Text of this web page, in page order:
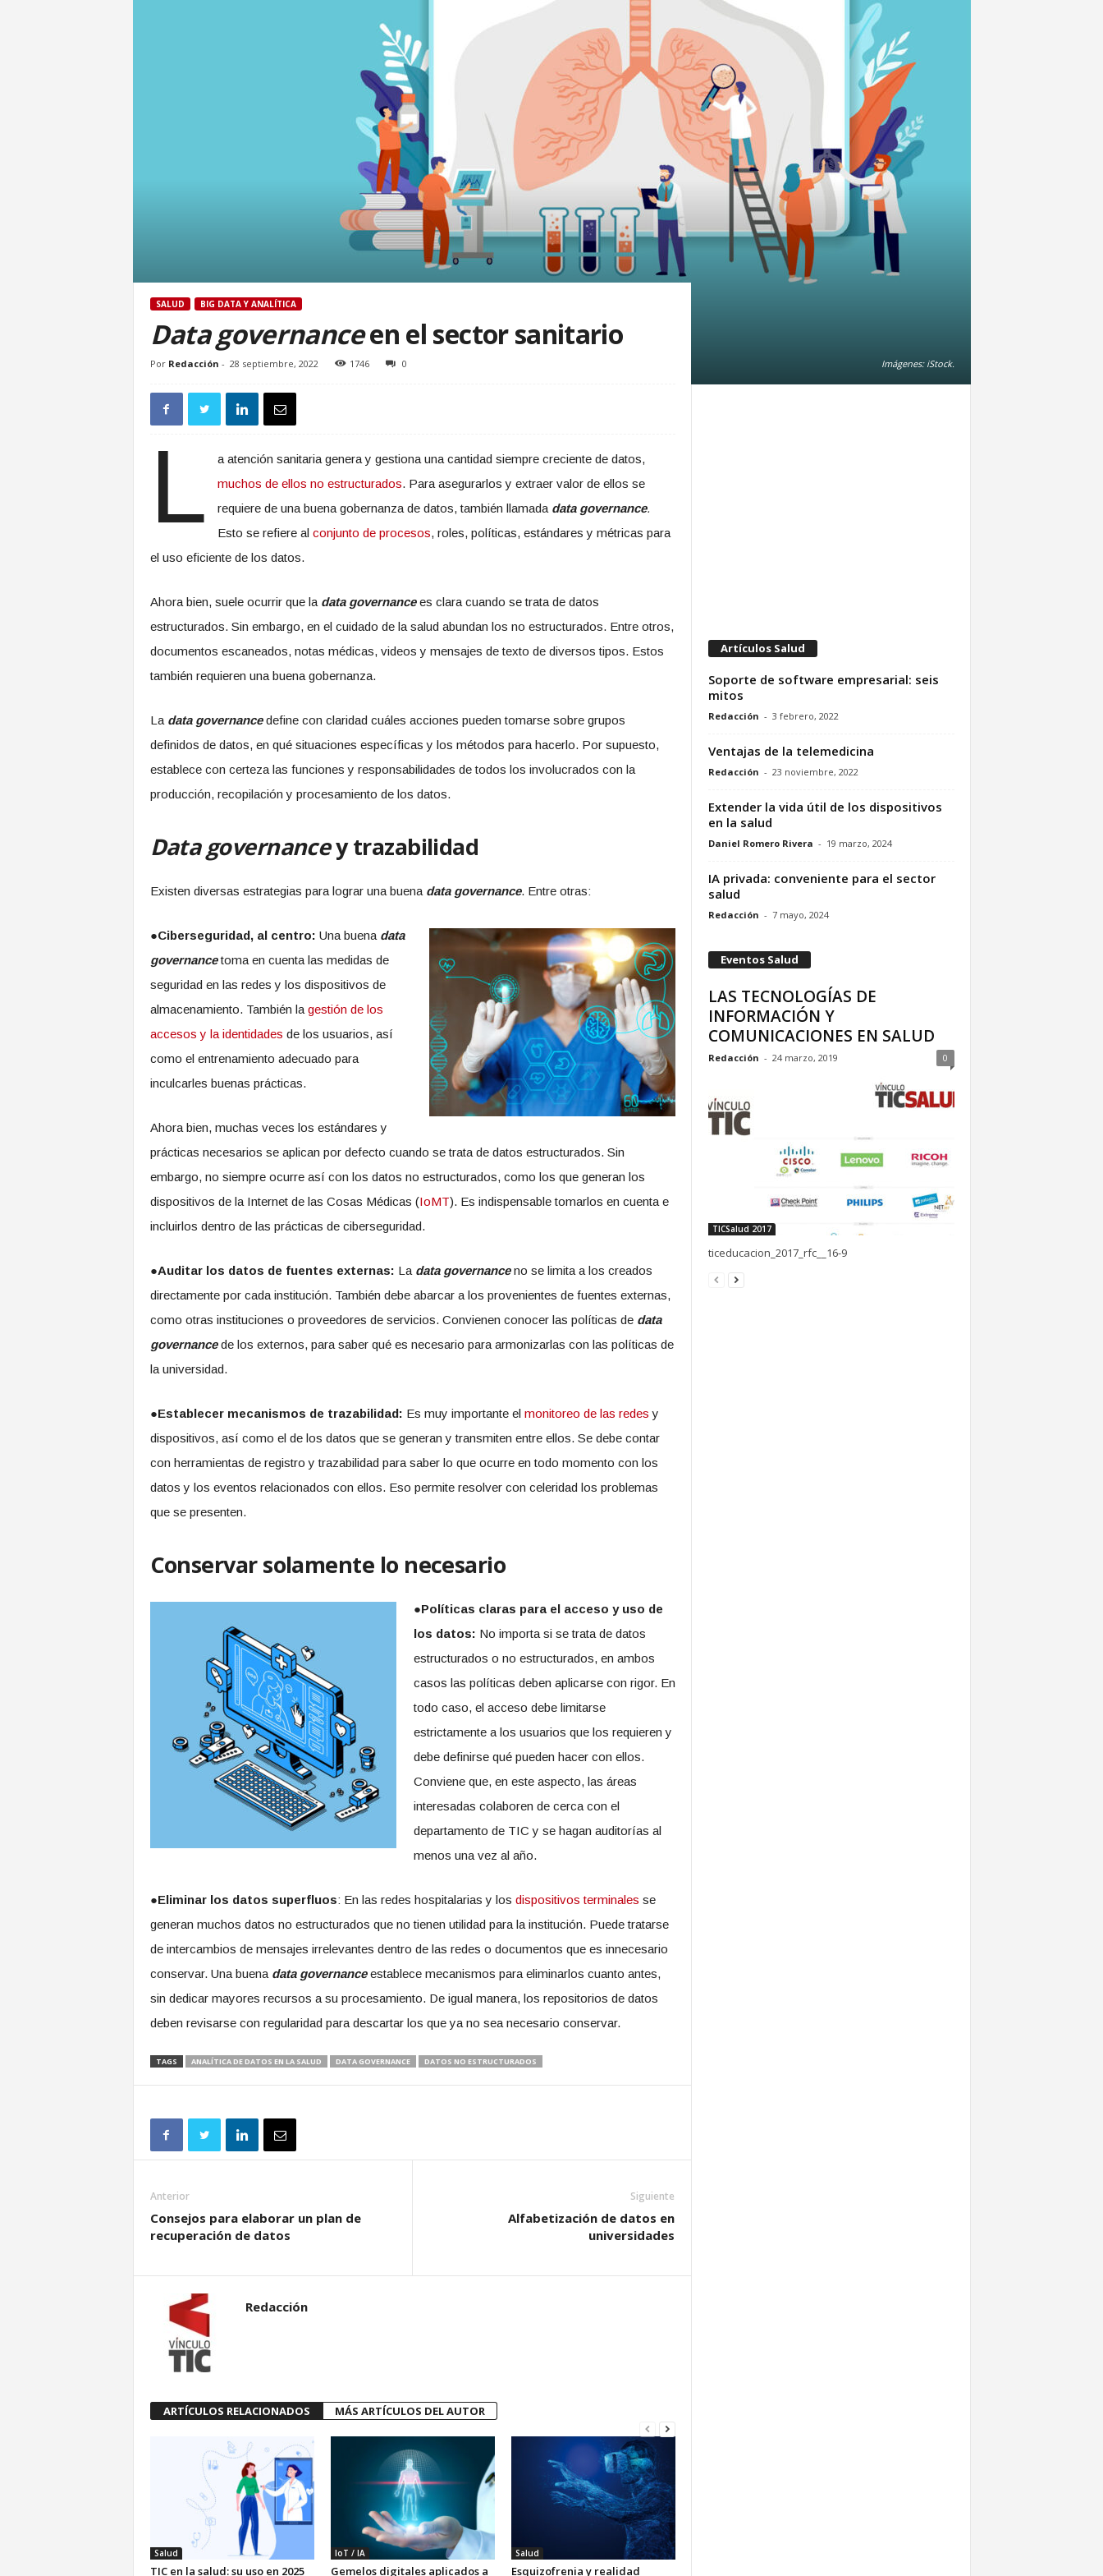
Imágenes: iStock.
SALUD BIG DATA Y ANALÍTICA
Data governanceen el sector sanitario
Por Redacción - 28 septiembre, 2022 1746 0
L
a atención sanitaria genera y gestiona una cantidad siempre creciente de datos,
muchos de ellos no estructurados. Para asegurarlos y extraer valor de ellos se
requiere de una buena gobernanza de datos, también llamada data governance.
Esto se refiere alconjunto de procesos, roles, políticas, estándares y métricas para
el uso eficiente de los datos.
Ahora bien, suele ocurrir que la data governancees clara cuando se trata de datos
estructurados. Sin embargo, en el cuidado de la salud abundan los no estructurados. Entre otros,
documentos escaneados, notas médicas, videos y mensajes de texto de diversos tipos. Estos
también requieren una buena gobernanza.
La data governancedefine con claridad cuáles acciones pueden tomarse sobre grupos
definidos de datos, en qué situaciones específicas y los métodos para hacerlo. Por supuesto,
establece con certeza las funciones y responsabilidades de todos los involucrados con la
producción, recopilación y procesamiento de los datos.
Data governancey trazabilidad
Existen diversas estrategias para lograr una buena data governance. Entre otras:
●Ciberseguridad, al centro: Una buena data
governancetoma en cuenta las medidas de
seguridad en las redes y los dispositivos de
almacenamiento. También la gestión de los
accesos y la identidades de los usuarios, así
como el entrenamiento adecuado para
inculcarles buenas prácticas.
Ahora bien, muchas veces los estándares y
prácticas necesarios se aplican por defecto cuando se trata de datos estructurados. Sin
embargo, no siempre ocurre así con los datos no estructurados, como los que generan los
dispositivos de la Internet de las Cosas Médicas (IoMT). Es indispensable tomarlos en cuenta e
incluirlos dentro de las prácticas de ciberseguridad.
●Auditar los datos de fuentes externas: La data governanceno se limita a los creados
directamente por cada institución. También debe abarcar a los provenientes de fuentes externas,
como otras instituciones o proveedores de servicios. Convienen conocer las políticas de data
governancede los externos, para saber qué es necesario para armonizarlas con las políticas de
la universidad.
●Establecer mecanismos de trazabilidad: Es muy importante el monitoreo de las redes y
dispositivos, así como el de los datos que se generan y transmiten entre ellos. Se debe contar
con herramientas de registro y trazabilidad para saber lo que ocurre en todo momento con los
datos y los eventos relacionados con ellos. Eso permite resolver con celeridad los problemas
que se presenten.
Conservar solamente lo necesario
●Políticas claras para el acceso y uso de
los datos: No importa si se trata de datos
estructurados o no estructurados, en ambos
casos las políticas deben aplicarse con rigor. En
todo caso, el acceso debe limitarse
estrictamente a los usuarios que los requieren y
debe definirse qué pueden hacer con ellos.
Conviene que, en este aspecto, las áreas
interesadas colaboren de cerca con el
departamento de TIC y se hagan auditorías al
menos una vez al año.
●Eliminar los datos superfluos: En las redes hospitalarias y los dispositivos terminales se
generan muchos datos no estructurados que no tienen utilidad para la institución. Puede tratarse
de intercambios de mensajes irrelevantes dentro de las redes o documentos que es innecesario
conservar. Una buena data governanceestablece mecanismos para eliminarlos cuanto antes,
sin dedicar mayores recursos a su procesamiento. De igual manera, los repositorios de datos
deben revisarse con regularidad para descartar los que ya no sea necesario conservar.
TAGS ANALÍTICA DE DATOS EN LA SALUD DATA GOVERNANCE DATOS NO ESTRUCTURADOS
Anterior
Consejos para elaborar un plan de
recuperación de datos
Siguiente
Alfabetización de datos en
universidades
Redacción
ARTÍCULOS RELACIONADOS MÁS ARTÍCULOS DEL AUTOR
Salud
TIC en la salud: su uso en 2025
IoT / IA
Gemelos digitales aplicados a
Salud
Esquizofrenia y realidad
Artículos Salud
Soporte de software empresarial: seis
mitos
Redacción - 3 febrero, 2022
Ventajas de la telemedicina
Redacción - 23 noviembre, 2022
Extender la vida útil de los dispositivos
en la salud
Daniel Romero Rivera - 19 marzo, 2024
IA privada: conveniente para el sector
salud
Redacción - 7 mayo, 2024
Eventos Salud
LAS TECNOLOGÍAS DE
INFORMACIÓN Y
COMUNICACIONES EN SALUD
Redacción - 24 marzo, 2019 0
TICSalud 2017
ticeducacion_2017_rfc__16-9